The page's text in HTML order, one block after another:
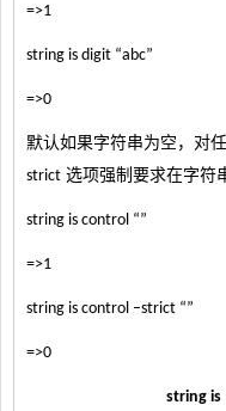
=>1
string is digit “abc”
=>0
默认如果字符串为空，对
strict 选项强制要求在字符
string is control “”
=>1
string is control –strict “”
=>0
string is